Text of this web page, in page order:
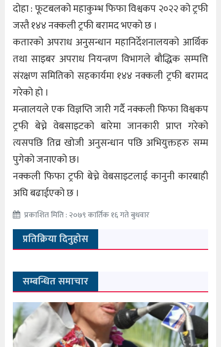
दोहा : फूटबलको महाकुम्भ फिफा विश्वकप २०२२ को ट्रफी
जस्तै १४४ नक्कली ट्रफी बरामद भएको छ ।
कतारको अपराध अनुसन्धान महानिर्देशनालयको आर्थिक
तथा साइबर अपराध नियन्त्रण विभागले बौद्धिक सम्पत्ति
संरक्षण समितिको सहकार्यमा १४४ नक्कली ट्रफी बरामद
गरेको हो ।
मन्त्रालयले एक विज्ञप्ति जारी गर्दै नक्कली फिफा विश्वकप
ट्रफी बेच्ने वेबसाइटको बारेमा जानकारी प्राप्त गरेको
त्यसपछि तिव्र खोजी अनुसन्धान पछि अभियुक्तहरु सम्म
पुगेको जनाएको छ।
नक्कली फिफा ट्रफी बेच्ने वेबसाइटलाई कानुनी कारबाही
अघि बढाईएको छ ।
प्रकाशित मिति : २०७९ कार्तिक १६ गते बुधवार
प्रतिक्रिया दिनुहोस
सम्बन्धित समाचार